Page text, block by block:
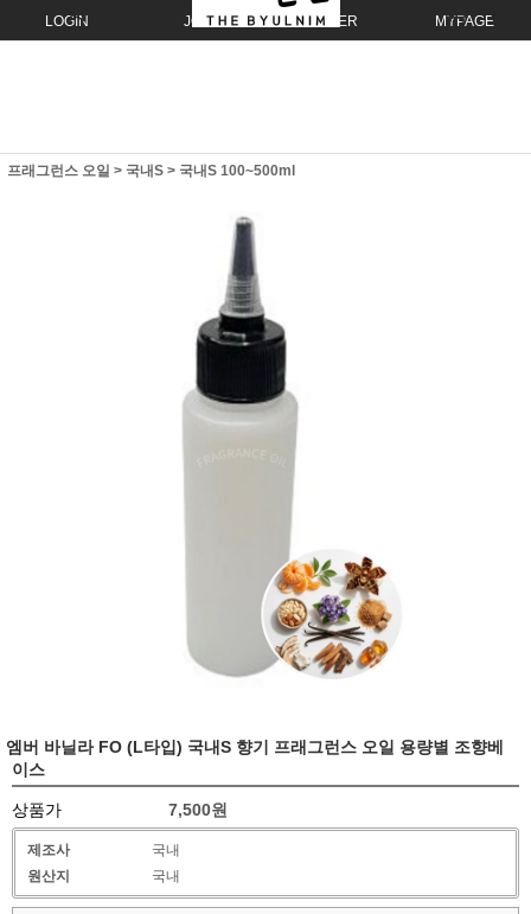
LOGIN JOIN ORDER MYPAGE
프래그런스 오일 > 국내S > 국내S 100~500ml
엠버 바닐라 FO (L타입) 국내S 향기 프래그런스 오일 용량별 조향베
이스
상품가 7,500원
제조사
국내
원산지
국내